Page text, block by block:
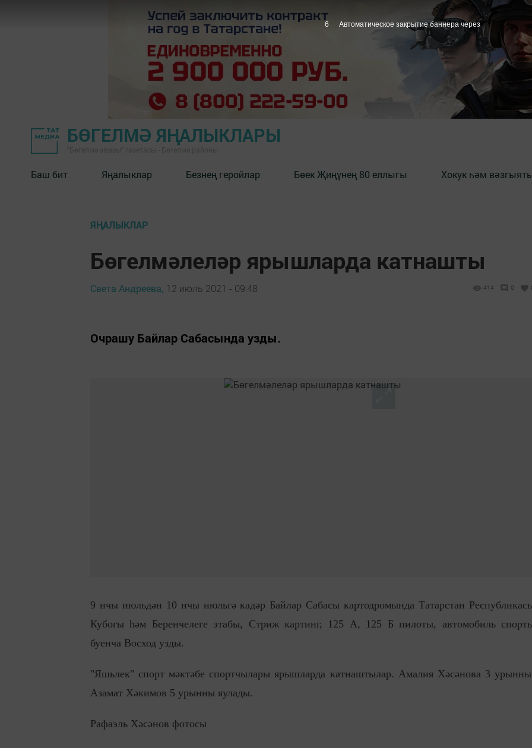
БӨГЕЛМӘ ЯҢАЛЫКЛАРЫ
Баш бит Яңалыклар Безнең геройлар Бөек Җиңүнең 80 еллыгы Хокук һәм вәзгыять
ЯҢАЛЫКЛАР
Бөгелмәлеләр ярышларда катнашты
Света Андреева, 12 июль 2021 - 09:48 414 0
Очрашу Байлар Сабасында узды.
9 нчы июльдән 10 нчы июльгә кадәр Байлар Сабасы картодромында Татарстан
Кубогы һәм Беренчелеге этабы, Стриж картинг, 125 А, 125 Б пилоты, автомобиль
буенча Восход узды.
"Яшьлек" спорт мәктәбе спортчылары ярышларда катнаштылар. Амалия Хәсәнова 3
Азамат Хәкимов 5 урынны яулады.
Рафаэль Хәсәнов фотосы
5 Автоматическое закрытие баннера через